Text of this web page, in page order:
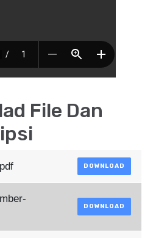
File Dan
DOWNLOAD
DOWNLOAD